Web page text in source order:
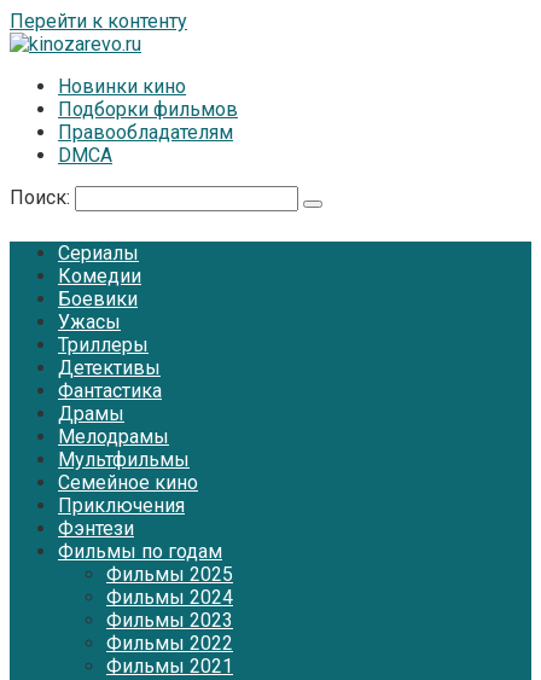
Перейти к контенту
Новинки кино
Подборки фильмов
Правообладателям
DMCA
Поиск:
Сериалы
Комедии
Боевики
Ужасы
Триллеры
Детективы
Фантастика
Драмы
Мелодрамы
Мультфильмы
Семейное кино
Приключения
Фэнтези
Фильмы по годам
Фильмы 2025
Фильмы 2024
Фильмы 2023
Фильмы 2022
Фильмы 2021